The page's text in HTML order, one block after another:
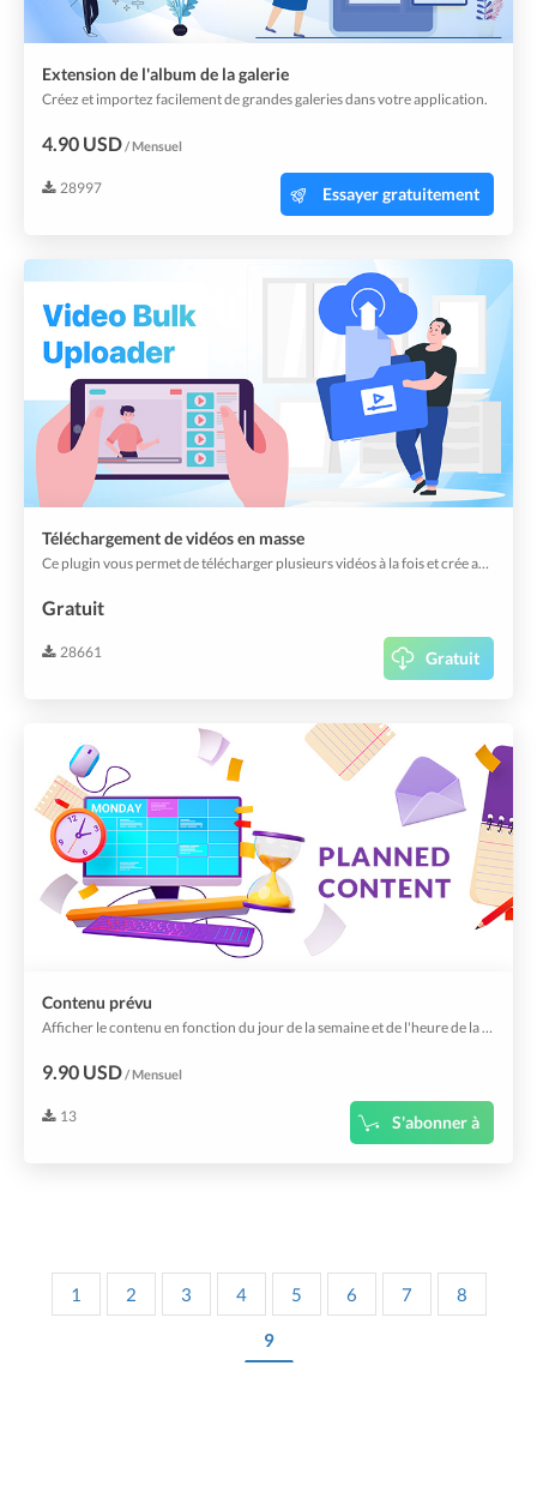
Extension de l'album de la galerie
Créez et importez facilement de grandes galeries dans votre application.
4.90 USD/ Mensuel
28997 Essayer gratuitement
Téléchargement de vidéos en masse
Ce plugin vous permet de télécharger plusieurs vidéos à la fois et crée automatiquement des widgets vidéo.
Gratuit
28661 Gratuit
Contenu prévu
Afficher le contenu en fonction du jour de la semaine et de l'heure de la journée.
9.90 USD/ Mensuel
13 S'abonner à
1 2 3 4 5 6 7 8
9